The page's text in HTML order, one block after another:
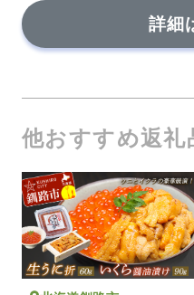
詳細
他おすすめ返礼